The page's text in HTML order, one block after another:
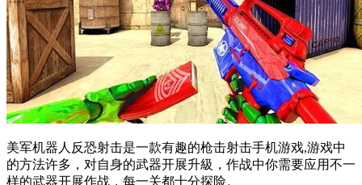
美军机器人反恐射击是一款有趣的枪击射击手机游戏,游戏中
的方法许多，对自身的武器开展升級，作战中你需要应用不一
样的武器开展作战，每一关都十分探险。